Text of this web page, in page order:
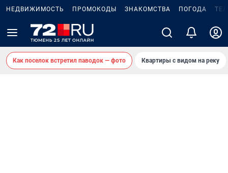
НЕДВИЖИМОСТЬ ПРОМОКОДЫ ЗНАКОМСТВА ПОГОДА
Как поселок встретил паводок — фото Квартиры с видом на реку